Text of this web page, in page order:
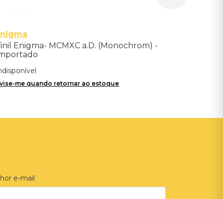
Enigma- MCMXC a.D. (Monochrom) -
me quando retornar ao estoque
e-mail